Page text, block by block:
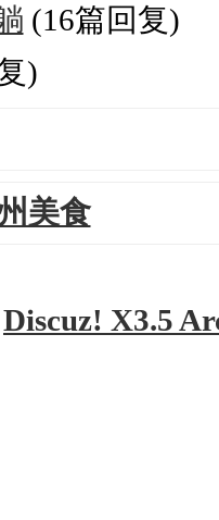
(16篇回复)
)
美食
Discuz! X3.5